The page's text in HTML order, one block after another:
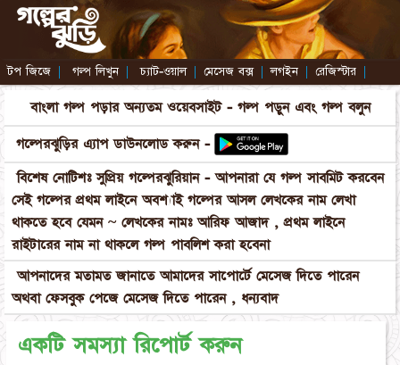
টপ জিজে | গল্প লিখুন | চ্যাট-ওয়াল | মেসেজ বক্স | লগইন | রেজিস্টার |
বাংলা গল্প পড়ার অন্যতম ওয়েবসাইট - গল্প পড়ুন এবং গল্প বলুন
গল্পেরঝুড়ির এ্যাপ ডাউনলোড করুন -
বিশেষ নোটিশঃ সুপ্রিয় গল্পেরঝুরিয়ান - আপনারা যে গল্প সাবমিট করবেন
সেই গল্পের প্রথম লাইনে অবশ্যাই গল্পের আসল লেখকের নাম লেখা
থাকতে হবে যেমন ~ লেখকের নামঃ আরিফ আজাদ , প্রথম লাইনে
রাইটারের নাম না থাকলে গল্প পাবলিশ করা হবেনা
আপনাদের মতামত জানাতে আমাদের সাপোর্টে মেসেজ দিতে পারেন
অথবা ফেসবুক পেজে মেসেজ দিতে পারেন , ধন্যবাদ
একটি সমস্যা রিপোর্ট করুন